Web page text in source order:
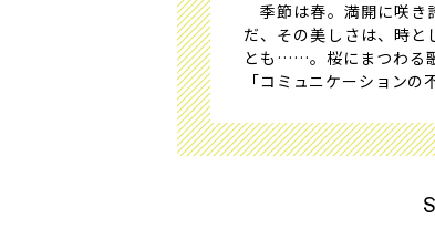
季節は春。満開に咲き
だ、その美しさは、時
とも……。桜にまつわる
「コミュニケーション